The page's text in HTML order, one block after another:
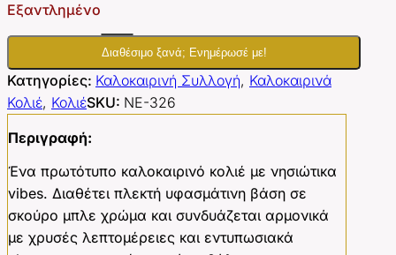
Εξαντλημένο
Διαθέσιμο ξανά; Ενημέρωσέ με!
Κατηγορίες: Καλοκαιρινή Συλλογή, Καλοκαιρινά
Κολιέ, ΚολιέSKU: ΝΕ-326
Περιγραφή:
Ένα πρωτότυπο καλοκαιρινό κολιέ με νησιώτικα
vibes. Διαθέτει πλεκτή υφασμάτινη βάση σε
σκούρο μπλε χρώμα και συνδυάζεται αρμονικά
με χρυσές λεπτομέρειες και εντυπωσιακά